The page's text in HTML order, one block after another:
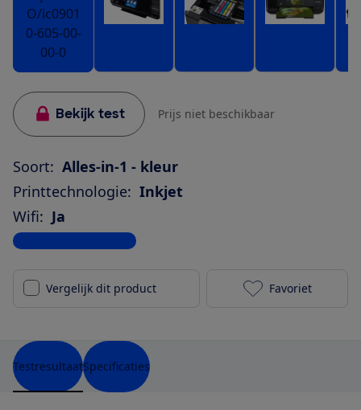
Bekijk test Prijs niet beschikbaar
Soort: Alles-in-1 - kleur
Printtechnologie: Inkjet
Wifi: Ja
Bekijk alle specificaties
Vergelijk dit product Epson
Favoriet
TestresultaatSpecificaties